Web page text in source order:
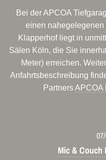
Bei der APCOA
einen
Klapperhof liegt in
Sälen Köln, die Sie
Meter) erreichen.
Anfahrtsbeschreibung
PartnersAPCOA
Mic &